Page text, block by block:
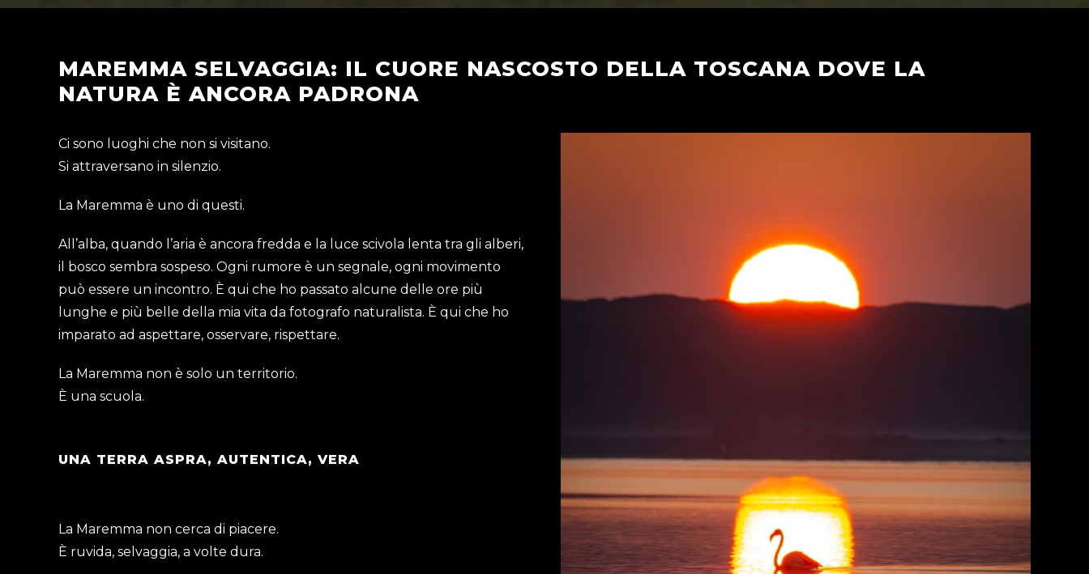
MAREMMA SELVAGGIA: IL CUORE NASCOSTO DELLA TOSCANA DOVE LA
NATURA È ANCORA PADRONA
Ci sono luoghi che non si visitano.
Si attraversano in silenzio.
La Maremma è uno di questi.
All’alba, quando l’aria è ancora fredda e la luce scivola lenta tra gli alberi,
il bosco sembra sospeso. Ogni rumore è un segnale, ogni movimento
può essere un incontro. È qui che ho passato alcune delle ore più
lunghe e più belle della mia vita da fotografo naturalista. È qui che ho
imparato ad aspettare, osservare, rispettare.
La Maremma non è solo un territorio.
È una scuola.
UNA TERRA ASPRA, AUTENTICA, VERA
La Maremma non cerca di piacere.
È ruvida, selvaggia, a volte dura.